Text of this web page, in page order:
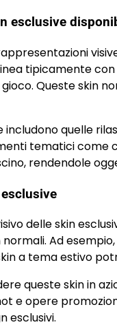
esclusive
tipicamente
Queste skin
includono quelle
tematici come
rendendole
delle skin
Ad
a tema estivo
queste skin in
e opere
esclusivi.